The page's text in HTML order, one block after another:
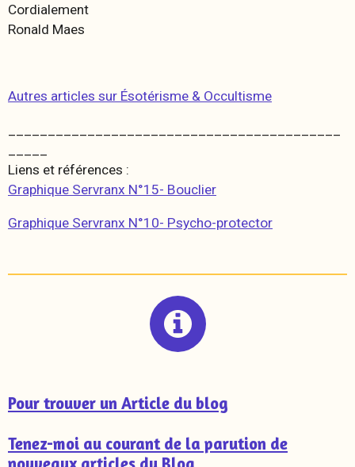
Cordialement
Ronald Maes
Autres articles sur Ésotérisme & Occultisme
Liens et références :
Graphique Servranx N°15- Bouclier
Graphique Servranx N°10- Psycho-protector
Pour trouver un Article du blog
Tenez-moi au courant de la parution de